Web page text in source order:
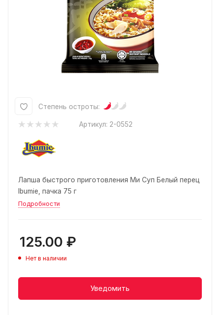
Степень остроты:
Артикул: 2-0552
Лапша быстрого приготовления Ми Суп Белый перец
Ibumie, пачка 75 г
Подробности
125.00 ₽
Нет в наличии
Уведомить